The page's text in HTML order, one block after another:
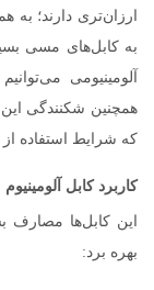
ارزان‌تری دارند؛
به کابل‌های مسی
آلومینیومی
همچنین شکنندگی این
که شرایط استفاده
کاربرد کابل آلومینیوم مفتولی ۱ در ۹۵
این کابل‌ها مصارف
بهره برد: